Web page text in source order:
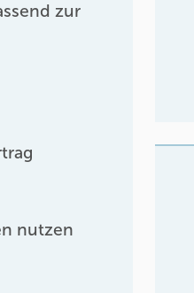
zur
nutzen